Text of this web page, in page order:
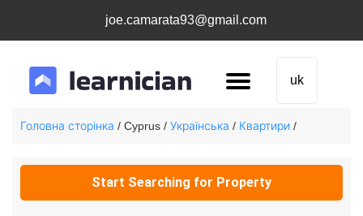
joe.camarata93@gmail.com
uk
Головна сторінка / Cyprus / Українська / Квартири /
Start Searching for Property